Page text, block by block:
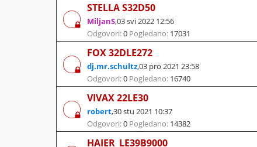
STELLA S32D50
MiljanS,03 svi 2022 12:56
Odgovori:0 Pogledano: 17031
FOX 32DLE272
dj.mr.schultz,03 pro 2021 23:58
Odgovori:0 Pogledano: 16740
VIVAX 22LE30
robert,30 stu 2021 10:37
Odgovori:0 Pogledano: 14382
HAIER_LE39B9000